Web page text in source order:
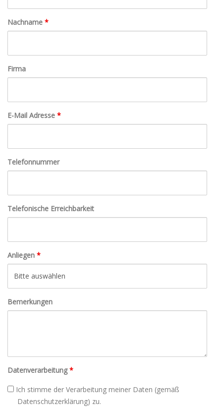
Nachname *
Firma
E-Mail Adresse *
Telefonnummer
Telefonische Erreichbarkeit
Anliegen *
Bemerkungen
Datenverarbeitung*
Ich stimme der Verarbeitung meiner Daten (gemäß
Datenschutzerklärung) zu.